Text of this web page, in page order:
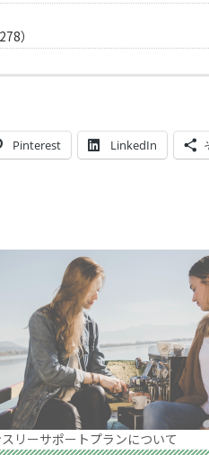
）
Pinterest LinkedIn
リーサポートプランについて